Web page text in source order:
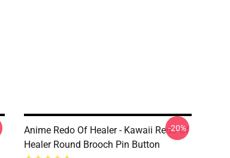
Anime Redo Of Healer - Kawaii Redo Of
Healer Round Brooch Pin Button
-20%